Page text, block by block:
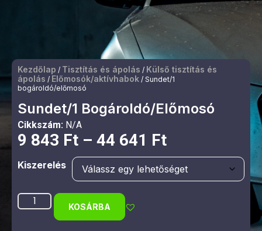
Kezdőlap / Tisztítás és ápolás / Külső tisztítás és
ápolás / Előmosók/aktívhabok / Sundet/1
bogároldó/előmosó
Sundet/1 Bogároldó/előmosó
Cikkszám: N/A
9 843 Ft – 44 641 Ft
Kiszerelés
KOSÁRBA